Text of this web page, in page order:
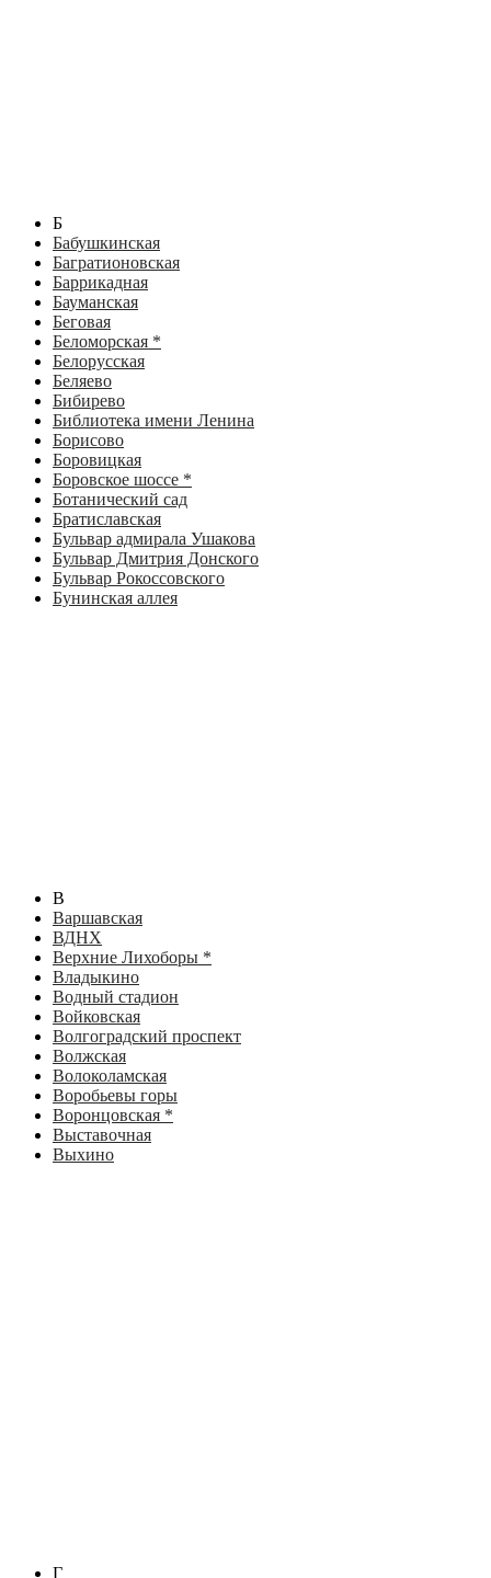
Б
Бабушкинская
Багратионовская
Баррикадная
Бауманская
Беговая
Беломорская *
Белорусская
Беляево
Бибирево
Библиотека имени Ленина
Борисово
Боровицкая
Боровское шоссе *
Ботанический сад
Братиславская
Бульвар адмирала Ушакова
Бульвар Дмитрия Донского
Бульвар Рокоссовского
Бунинская аллея
В
Варшавская
ВДНХ
Верхние Лихоборы *
Владыкино
Водный стадион
Войковская
Волгоградский проспект
Волжская
Волоколамская
Воробьевы горы
Воронцовская *
Выставочная
Выхино
Г